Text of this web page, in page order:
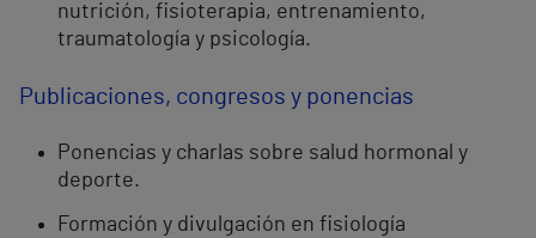
nutrición, fisioterapia, entrenamiento,
traumatología y psicología.
Publicaciones, congresos y ponencias
Ponencias y charlas sobre salud hormonal y
deporte.
Formación y divulgación en fisiología